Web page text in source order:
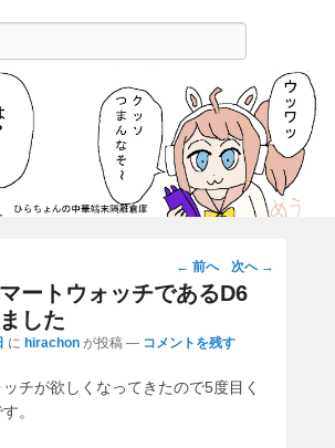
んの中華端末隔離倉庫
にある検索バーを消してくれたサイトです。
投
稿
ビ
ー
← 前へ 次へ →
ートウォッチであるD6
した
に hirachon が投稿 — コメントを残す
チが欲しくなってきたので5度目く
。